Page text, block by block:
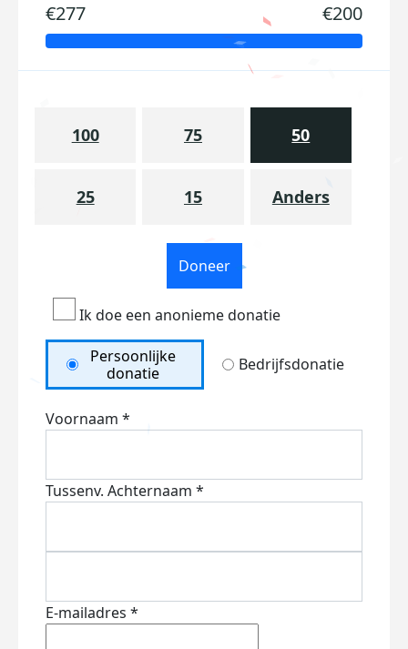
€277 €200
100 75 50
25 15 Anders
Doneer
Ik doe een anonieme donatie
Persoonlijke
donatie
Bedrijfsdonatie
Voornaam *
Tussenv. Achternaam *
E-mailadres *